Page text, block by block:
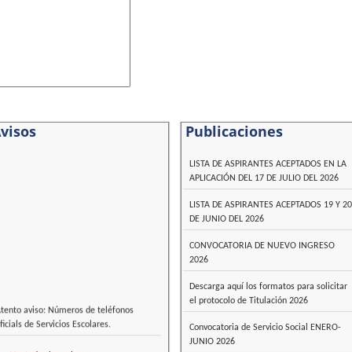
aviso: Números de teléfonos
oficials de Servicios Escolares.
Publicaciones
LISTA DE ASPIRANTES ACEPTADOS EN LA
APLICACIÓN DEL 17 DE JULIO DEL 2026
LISTA DE ASPIRANTES ACEPTADOS 19 Y 20
DE JUNIO DEL 2026
CONVOCATORIA DE NUEVO INGRESO
2026
Descarga aquí los formatos para solicitar
el protocolo de Titulación 2026
Convocatoria de Servicio Social ENERO-
JUNIO 2026